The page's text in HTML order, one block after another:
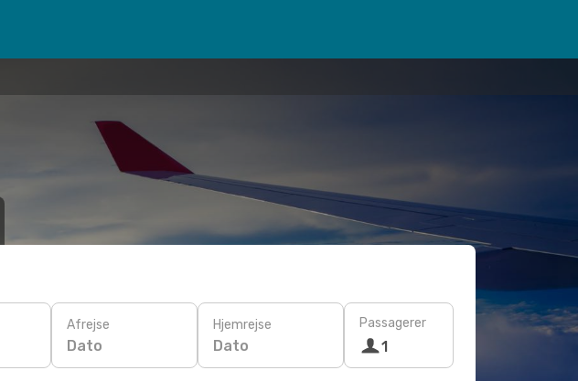
Afrejse
Dato
Hjemrejse
Dato
Passagerer
1